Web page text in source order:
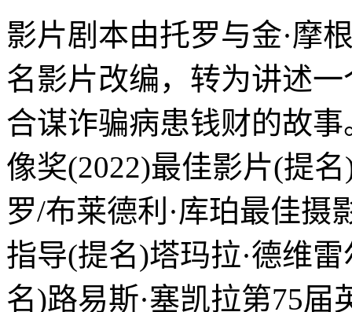
影片剧本由托罗与金·摩
名影片改编，转为讲述
合谋诈骗病患钱财的故
像奖(2022)最佳影片(提名
罗/布莱德利·库珀最佳摄
指导(提名)塔玛拉·德维
名)路易斯·塞凯拉第75届